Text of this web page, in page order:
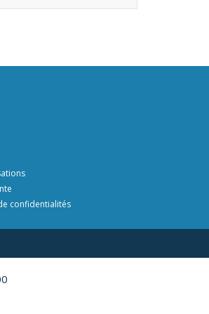
confidentialités